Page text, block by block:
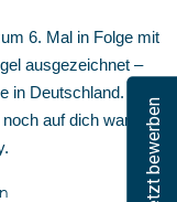
Jetzt bewerben
6. Mal in Folge mit
ausgezeichnet –
in Deutschland.
auf dich warten,